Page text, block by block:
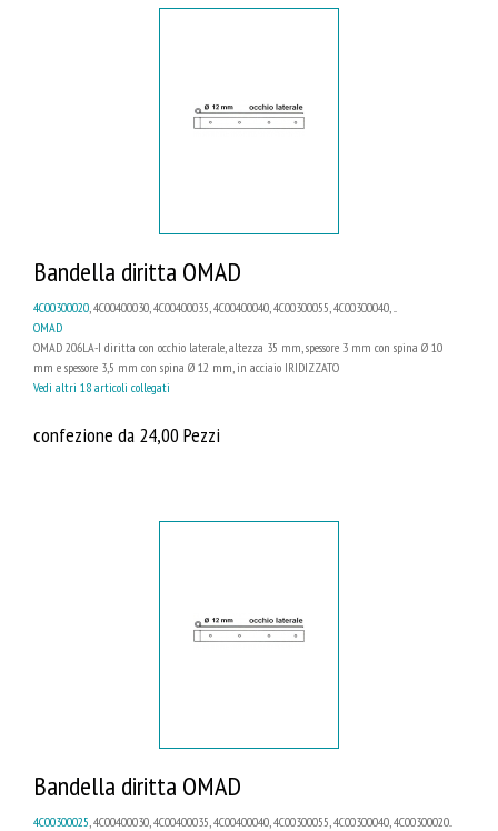
Bandella diritta OMAD
4C00300020, 4C00400030, 4C00400035, 4C00400040, 4C00300055, 4C00300040, ...
OMAD
OMAD 206LA-I diritta con occhio laterale, altezza 35 mm, spessore 3 mm con spina Ø 10
mm e spessore 3,5 mm con spina Ø 12 mm, in acciaio IRIDIZZATO
Vedi altri 18 articoli collegati
confezione da 24,00 Pezzi
Bandella diritta OMAD
4C00300025 , 4C00400030, 4C00400035, 4C00400040, 4C00300055, 4C00300040, 4C00300020...